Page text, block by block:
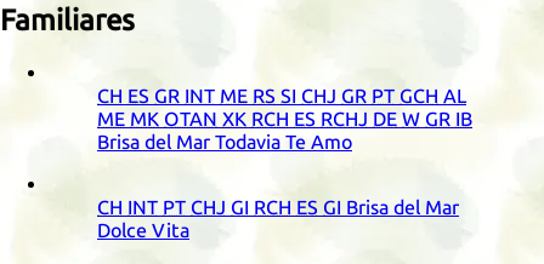
Familiares
CH ES GR INT ME RS SI CHJ GR PT GCH AL
ME MK OTAN XK RCH ES RCHJ DE W GR IB
Brisa del Mar Todavia Te Amo
CH INT PT CHJ GI RCH ES GI Brisa del Mar
Dolce Vita